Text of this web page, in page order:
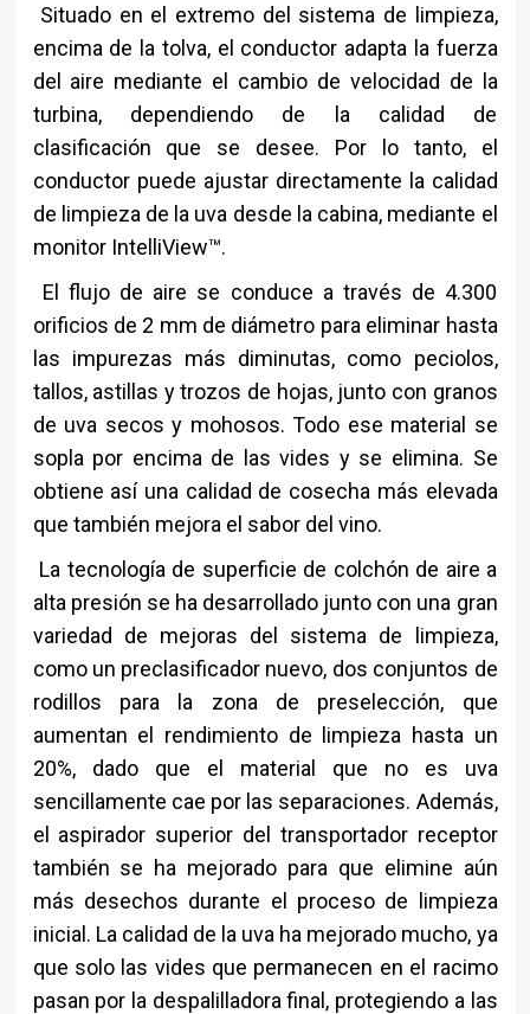
Situado en el extremo del sistema de limpieza,
encima de la tolva, el conductor adapta la fuerza
del aire mediante el cambio de velocidad de la
turbina, dependiendo de la calidad de
clasificación que se desee. Por lo tanto, el
conductor puede ajustar directamente la calidad
de limpieza de la uva desde la cabina, mediante el
monitor IntelliView™.
El flujo de aire se conduce a través de 4.300
orificios de 2 mm de diámetro para eliminar hasta
las impurezas más diminutas, como peciolos,
tallos, astillas y trozos de hojas, junto con granos
de uva secos y mohosos. Todo ese material se
sopla por encima de las vides y se elimina. Se
obtiene así una calidad de cosecha más elevada
que también mejora el sabor del vino.
La tecnología de superficie de colchón de aire a
alta presión se ha desarrollado junto con una gran
variedad de mejoras del sistema de limpieza,
como un preclasificador nuevo, dos conjuntos de
rodillos para la zona de preselección, que
aumentan el rendimiento de limpieza hasta un
20%, dado que el material que no es uva
sencillamente cae por las separaciones. Además,
el aspirador superior del transportador receptor
también se ha mejorado para que elimine aún
más desechos durante el proceso de limpieza
inicial. La calidad de la uva ha mejorado mucho, ya
que solo las vides que permanecen en el racimo
pasan por la despalilladora final, protegiendo a las